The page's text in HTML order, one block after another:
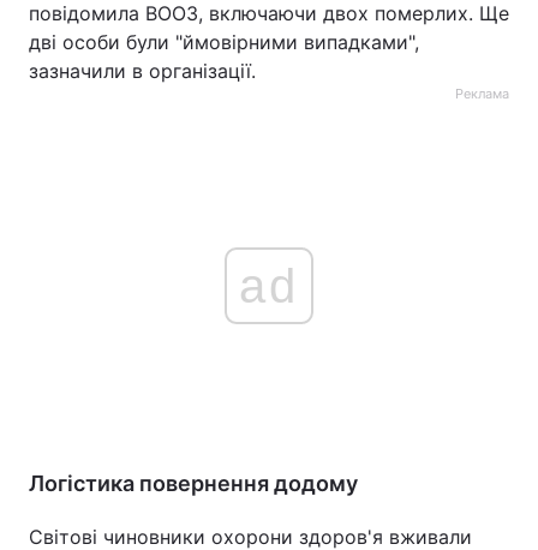
повідомила ВООЗ, включаючи двох померлих. Ще
дві особи були "ймовірними випадками",
зазначили в організації.
Реклама
ad
Логістика повернення додому
Світові чиновники охорони здоров'я вживали